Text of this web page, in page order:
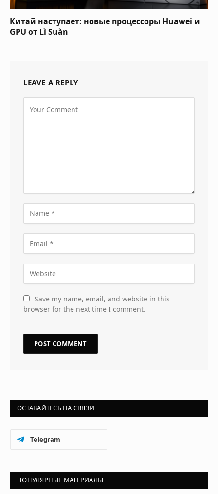
Китай наступает: новые процессоры Huawei и
GPU от Lì Suàn
LEAVE A REPLY
Save my name, email, and website in this
browser for the next time I comment.
ОСТАВАЙТЕСЬ НА СВЯЗИ
Telegram
ПОПУЛЯРНЫЕ МАТЕРИАЛЫ